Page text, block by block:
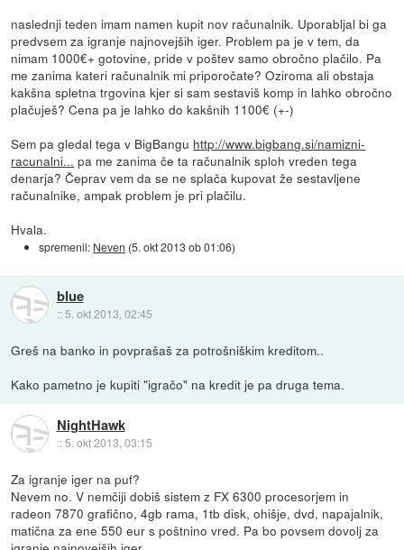
naslednji teden imam namen kupit nov računalnik. Uporabljal bi ga
predvsem za igranje najnovejših iger. Problem pa je v tem, da
nimam 1000€+ gotovine, pride v poštev samo obročno plačilo. Pa
me zanima kateri računalnik mi priporočate? Oziroma ali obstaja
kakšna spletna trgovina kjer si sam sestaviš komp in lahko obročno
plačuješ? Cena pa je lahko do kakšnih 1100€ (+-)
Sem pa gledal tega v BigBangu http://www.bigbang.si/namizni-
racunalni... pa me zanima če ta računalnik sploh vreden tega
denarja? Čeprav vem da se ne splača kupovat že sestavljene
računalnike, ampak problem je pri plačilu.
Hvala.
spremenil: Neven (5. okt 2013 ob 01:06)
blue
:: 5. okt 2013, 02:45
Greš na banko in povprašaš za potrošniškim kreditom..
Kako pametno je kupiti "igračo" na kredit je pa druga tema.
NightHawk
::5. okt 2013, 03:15
Za igranje iger na puf?
Nevem no. V nemčiji dobiš sistem z FX 6300 procesorjem in
radeon 7870 grafično, 4gb rama, 1tb disk, ohišje, dvd, napajalnik,
matična za ene 550 eur s poštnino vred. Pa bo povsem dovolj za